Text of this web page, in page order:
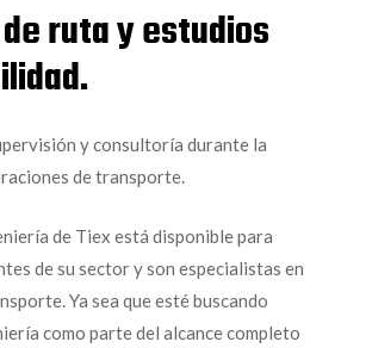
ruta y estudios
y consultoría durante la
de transporte.
de Tiex está disponible para
de su sector y son especialistas en
Ya sea que esté buscando
como parte del alcance completo